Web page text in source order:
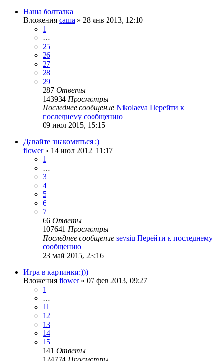
Наша болталка
Вложения саша » 28 янв 2013, 12:10
1
…
25
26
27
28
29
287 Ответы
143934 Просмотры
Последнее сообщение Nikolaeva Перейти к
последнему сообщению
09 июл 2015, 15:15
Давайте знакомиться :)
flower» 14 июл 2012, 11:17
1
…
3
4
5
6
7
66 Ответы
107641 Просмотры
Последнее сообщение sevsiu Перейти к последнему
сообщению
23 май 2015, 23:16
Игра в картинки:)))
Вложения flower» 07 фев 2013, 09:27
1
…
11
12
13
14
15
141 Ответы